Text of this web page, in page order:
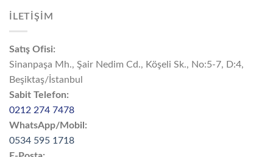
İLETİŞİM
Satış Ofisi:
Sinanpaşa Mh., Şair Nedim Cd., Köşeli Sk., No:5-7, D:4,
Beşiktaş/İstanbul
Sabit Telefon:
0212 274 7478
WhatsApp/Mobil:
0534 595 1718